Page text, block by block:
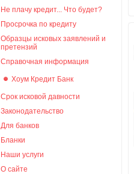
Не плачу кредит... Что будет?
Просрочка по кредиту
Образцы исковых заявлений и
претензий
Справочная информация
Хоум Кредит Банк
Срок исковой давности
Законодательство
Для банков
Бланки
Наши услуги
О сайте